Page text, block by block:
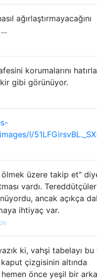
ağırlaştırmayacağını
korumalarını
gibi görünüyor.
I/
ölmek üzere takip et"
vardı.
ancak açıkça
ihtiyaç var.
ki, vahşi tabelayı bu
çizgisinin altında
önce yeşil bir